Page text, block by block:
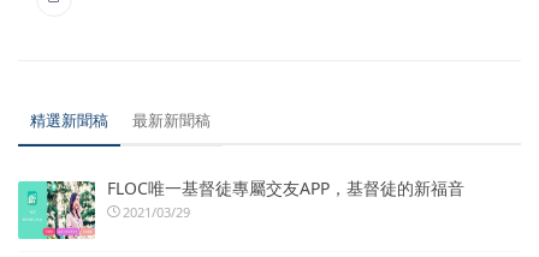
精選新聞稿 最新新聞稿
FLOC唯一基督徒專屬交友APP，基督徒的新福音
2021/03/29